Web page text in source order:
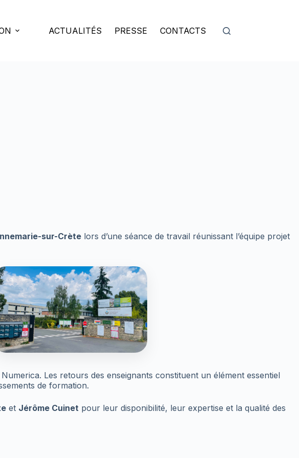
ACTUALITÉS PRESSE CONTACTS
sur-Crète lors d’une séance de travail réunissant l’équipe projet
Les retours des enseignants constituent un élément essentiel
de formation.
et Jérôme Cuinet pour leur disponibilité, leur expertise et la qualité des